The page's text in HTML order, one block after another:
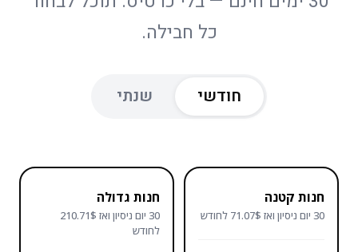
כל חבילה.
חודשי שנתי
חנות קטנה
30 יום ניסיון ואז 71.07$ לחודש
חנות גדולה
30 יום ניסיון ואז 210.71$
לחודש